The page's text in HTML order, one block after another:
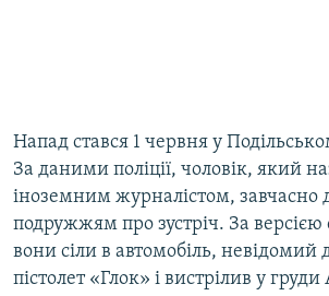
Напад стався 1 червня у
За даними поліції, чоловік, який
іноземним журналістом, завчасно
подружжям про зустріч. За версією
вони сіли в автомобіль, невідомий
пістолет «Глок» і вистрілив у